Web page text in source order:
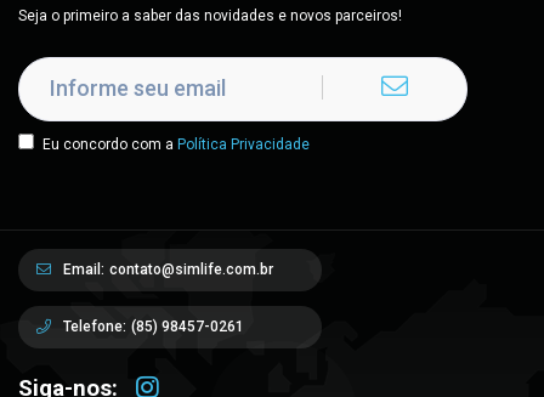
Seja o primeiro a saber das novidades e novos parceiros!
Eu concordo com a Política Privacidade
Email: contato@simlife.com.br
Telefone: (85) 98457-0261
Siga-nos: